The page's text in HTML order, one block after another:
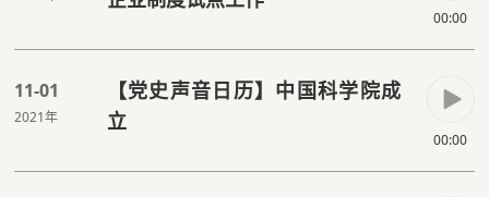
00:00
11-01
2021年
【党史声音日历】中国科学院成
立
00:00